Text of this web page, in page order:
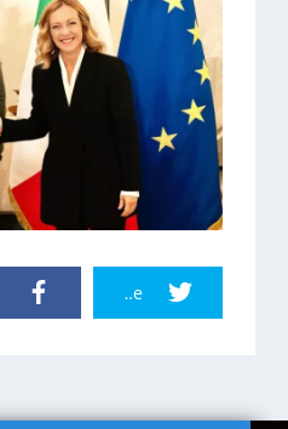
Twitter Share